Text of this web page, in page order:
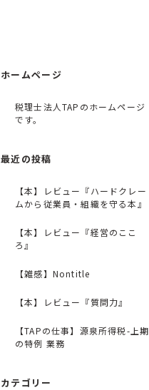
ホームページ
税理士法人TAPのホームページ
です。
最近の投稿
【本】レビュー『ハードクレー
ムから従業員・組織を守る本』
【本】レビュー『経営のここ
ろ』
【雑感】Nontitle
【本】レビュー『質問力』
【TAPの仕事】源泉所得税-上期
の特例 業務
カテゴリー